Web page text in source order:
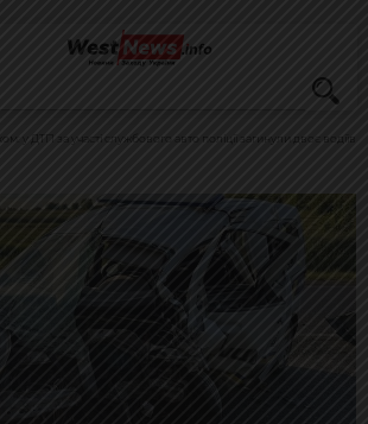
у ДТП за участі службового авто поліції загинули двоє водіїв